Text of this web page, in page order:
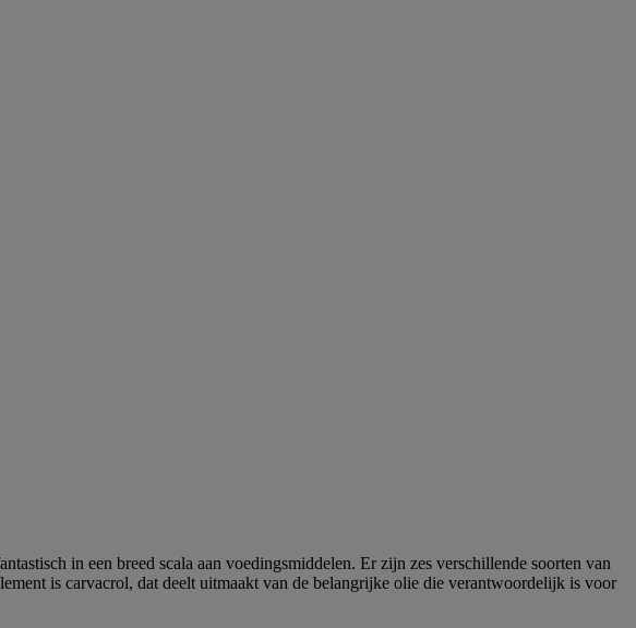
in een breed scala aan voedingsmiddelen. Er zijn zes verschillende soorten van
is carvacrol, dat deelt uitmaakt van de belangrijke olie die verantwoordelijk is voor